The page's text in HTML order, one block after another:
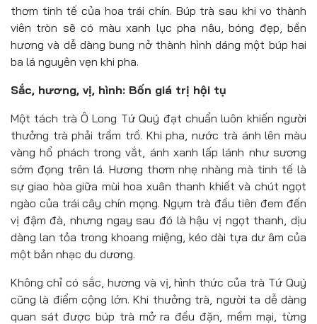
thơm tinh tế của hoa trái chín. Búp trà sau khi vo thành
viên tròn sẽ có màu xanh lục pha nâu, bóng đẹp, bền
hương và dễ dàng bung nở thành hình dáng một búp hai
ba lá nguyên vẹn khi pha.
Sắc, hương, vị, hình: Bốn giá trị hội tụ
Một tách trà Ô Long Tứ Quý đạt chuẩn luôn khiến người
thưởng trà phải trầm trồ. Khi pha, nước trà ánh lên màu
vàng hổ phách trong vắt, ánh xanh lấp lánh như sương
sớm đọng trên lá. Hương thơm nhẹ nhàng mà tinh tế là
sự giao hòa giữa mùi hoa xuân thanh khiết và chút ngọt
ngào của trái cây chín mọng. Ngụm trà đầu tiên đem đến
vị đậm đà, nhưng ngay sau đó là hậu vị ngọt thanh, dịu
dàng lan tỏa trong khoang miệng, kéo dài tựa dư âm của
một bản nhạc du dương.
Không chỉ có sắc, hương và vị, hình thức của trà Tứ Quý
cũng là điểm cộng lớn. Khi thưởng trà, người ta dễ dàng
quan sát được búp trà mở ra đều đặn, mềm mại, từng